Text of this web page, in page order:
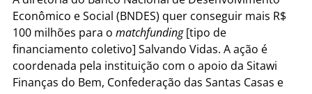
Econômico e Social (BNDES) quer conseguir mais R$
100 milhões para o matchfunding[tipo de
financiamento coletivo] Salvando Vidas. A ação é
coordenada pela instituição com o apoio da Sitawi
Finanças do Bem, Confederação das Santas Casas e